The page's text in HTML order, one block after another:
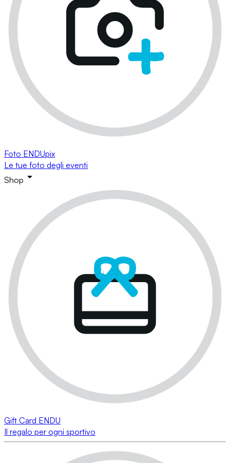
Foto ENDUpix
Le tue foto degli eventi
Shop
Gift Card ENDU
Il regalo per ogni sportivo